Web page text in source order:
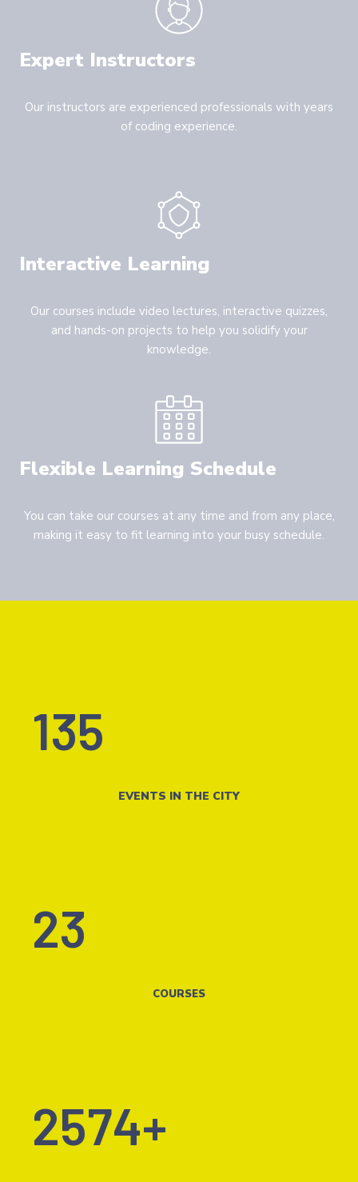
Expert Instructors
Our instructors are experienced professionals with years
of coding experience.
Interactive Learning
Our courses include video lectures, interactive quizzes,
and hands-on projects to help you solidify your
knowledge.
Flexible Learning Schedule
You can take our courses at any time and from any place,
making it easy to fit learning into your busy schedule.
135
EVENTS IN THE CITY
23
COURSES
2574+